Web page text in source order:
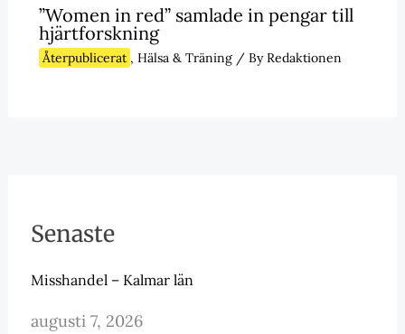
”Women in red” samlade in pengar till
hjärtforskning
Återpublicerat , Hälsa & Träning/ ByRedaktionen
Senaste
Misshandel – Kalmar län
augusti 7, 2026